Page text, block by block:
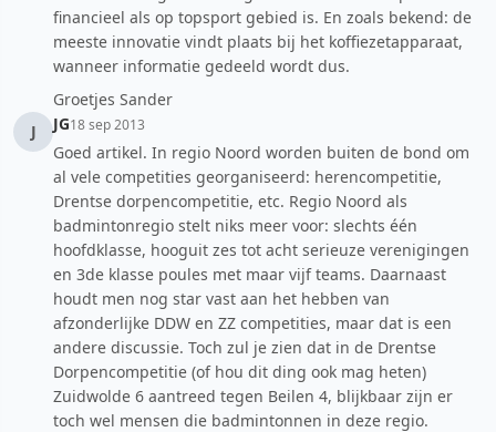
financieel als op topsport gebied is. En zoals bekend: de
meeste innovatie vindt plaats bij het koffiezetapparaat,
wanneer informatie gedeeld wordt dus.
Groetjes Sander
J
JG18 sep 2013
Goed artikel. In regio Noord worden buiten de bond om
al vele competities georganiseerd: herencompetitie,
Drentse dorpencompetitie, etc. Regio Noord als
badmintonregio stelt niks meer voor: slechts één
hoofdklasse, hooguit zes tot acht serieuze verenigingen
en 3de klasse poules met maar vijf teams. Daarnaast
houdt men nog star vast aan het hebben van
afzonderlijke DDW en ZZ competities, maar dat is een
andere discussie. Toch zul je zien dat in de Drentse
Dorpencompetitie (of hou dit ding ook mag heten)
Zuidwolde 6 aantreed tegen Beilen 4, blijkbaar zijn er
toch wel mensen die badmintonnen in deze regio.